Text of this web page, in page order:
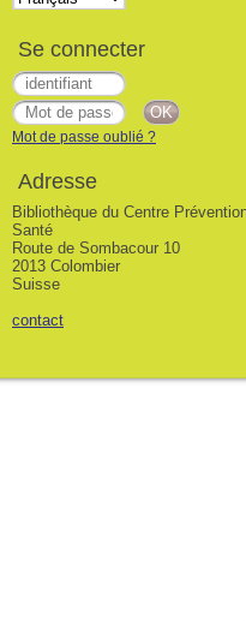
Se connecter
Mot de passe oublié ?
Adresse
Bibliothèque du Centre
Santé
Route de Sombacour 10
2013 Colombier
Suisse
contact